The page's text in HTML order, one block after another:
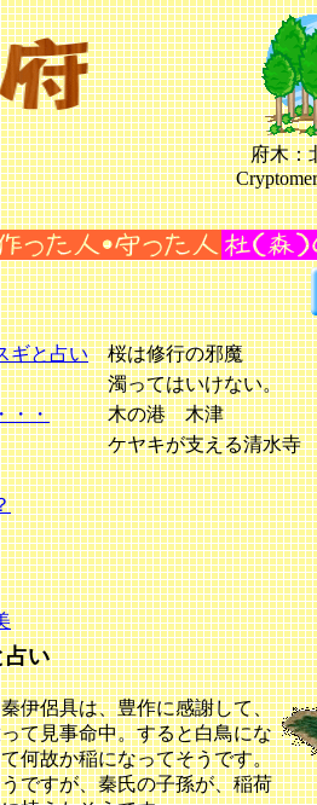
府木：
ギと占い
桜は修行の邪魔
濁ってはいけない。
・・
木の港 木津
ケヤキが支える清水寺
占い
伊侶具は、豊作に感謝して、
て見事命中。すると白鳥にな
何故か稲になってそうです。
ですが、秦氏の子孫が、稲荷